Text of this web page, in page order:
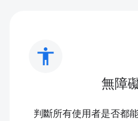
accessibility
無障
判斷所有使用者是否都